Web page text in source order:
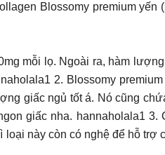
Blossomy premium yến
mỗi lọ. Ngoài ra, hàm
2. Blossomy
giấc ngủ tốt á. Nó cũng
giấc nha. hannaholala1
này còn có nghệ để hỗ trợ